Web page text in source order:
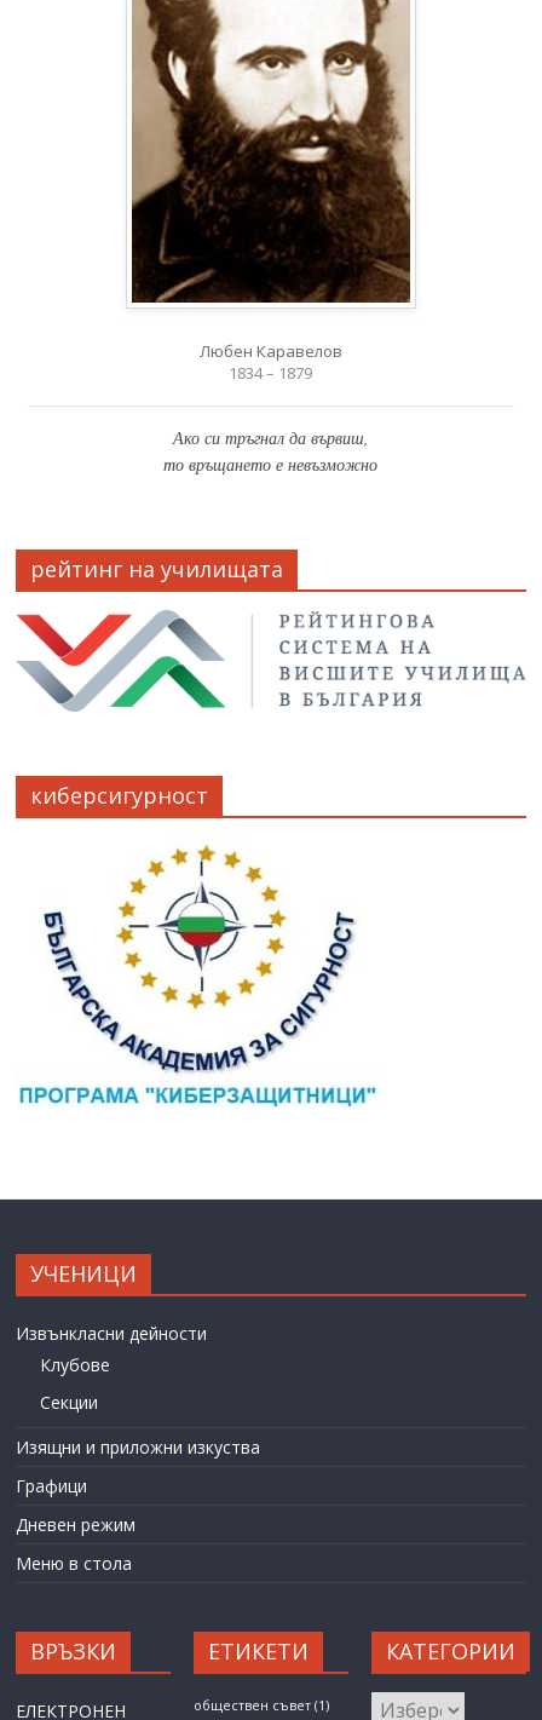
Любен Каравелов
1834 – 1879
Ако си тръгнал да вървиш,
то връщането е невъзможно
рейтинг на училищата
киберсигурност
УЧЕНИЦИ
Извънкласни дейности
Клубове
Секции
Изящни и приложни изкуства
Графици
Дневен режим
Меню в стола
ВРЪЗКИ
ЕЛЕКТРОНЕН
ЕТИКЕТИ
обществен съвет (1)
КАТЕГОРИИ
КАТЕГОРИИ